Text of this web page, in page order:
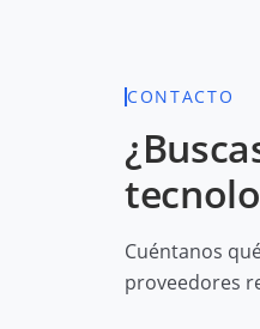
CONTACTO
Cuéntanos
proveedores